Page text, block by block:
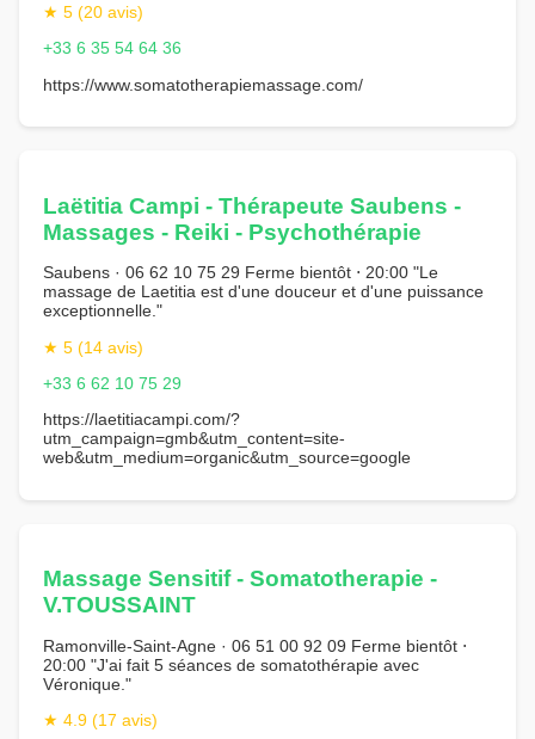
★ 5 (20 avis)
+33 6 35 54 64 36
https://www.somatotherapiemassage.com/
Laëtitia Campi - Thérapeute Saubens -
Massages - Reiki - Psychothérapie
Saubens · 06 62 10 75 29 Ferme bientôt ⋅ 20:00 "Le
massage de Laetitia est d'une douceur et d'une puissance
exceptionnelle."
★ 5 (14 avis)
+33 6 62 10 75 29
https://laetitiacampi.com/?
utm_campaign=gmb&utm_content=site-
web&utm_medium=organic&utm_source=google
Massage Sensitif - Somatotherapie -
V.TOUSSAINT
Ramonville-Saint-Agne · 06 51 00 92 09 Ferme bientôt ⋅
20:00 "J'ai fait 5 séances de somatothérapie avec
Véronique."
★ 4.9 (17 avis)